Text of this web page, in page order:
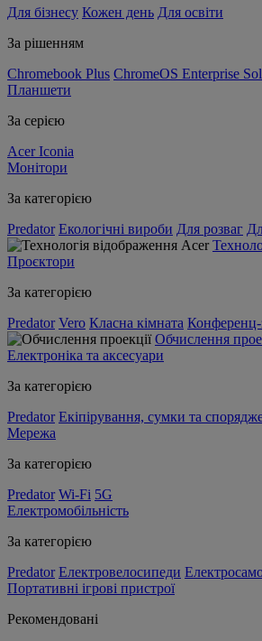
Для бізнесу Кожен день Для освіти
За рішенням
Chromebook Plus ChromeOS Enterprise
Планшети
За серією
Acer Iconia
Монітори
За категорією
Predator Екологічні вироби Для розваг
Проєктори
За категорією
Predator Vero Класна кімната Конференц-
Обчислення
Електроніка та аксесуари
За категорією
Predator Екіпірування, сумки та
Мережа
За категорією
Predator Wi-Fi 5G
Електромобільність
За категорією
Predator Електровелосипеди
Портативні ігрові пристрої
Рекомендовані